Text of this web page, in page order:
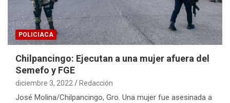
POLICIACA
Chilpancingo: Ejecutan a una mujer afuera del
Semefo y FGE
diciembre 3, 2022 Redacción
José Molina/Chilpancingo, Gro. Una mujer fue asesinada a